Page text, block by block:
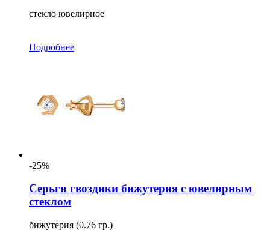
стекло ювелирное
Подробнее
-25%
Серьги гвоздики бижутерия с ювелирным
стеклом
бижутерия (0.76 гр.)